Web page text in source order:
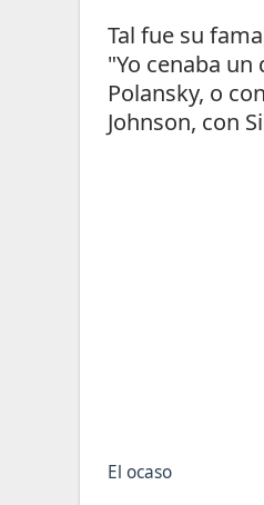
Tal fue su
"Yo cenaba
Polansky, o
Johnson, con
El ocaso